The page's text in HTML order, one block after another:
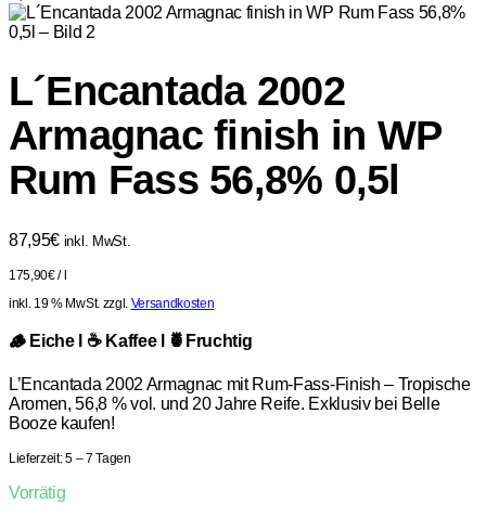
L´Encantada 2002
Armagnac finish in WP
Rum Fass 56,8% 0,5l
87,95€ inkl. MwSt.
175,90€/l
inkl. 19 % MwSt. zzgl. Versandkosten
🪵 Eiche l ☕️ Kaffee l 🍍Fruchtig
L’Encantada 2002 Armagnac mit Rum-Fass-Finish – Tropische
Aromen, 56,8 % vol. und 20 Jahre Reife. Exklusiv bei Belle
Booze kaufen!
Lieferzeit:5 – 7 Tagen
Vorrätig